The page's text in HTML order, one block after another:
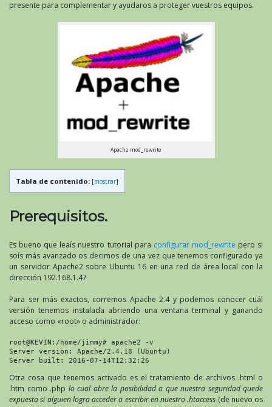
presente para complementar y ayudaros a proteger vuestros equipos.
Apache mod_rewrite
Tabla de contenido: [mostrar]
Prerequisitos.
Es bueno que leaís nuestro tutorial para configurar mod_rewrite pero si
soís más avanzado os decimos de una vez que tenemos configurado ya
un servidor Apache2 sobre Ubuntu 16 en una red de área local con la
dirección 192.168.1.47
Para ser más exactos, corremos Apache 2.4 y podemos conocer cuál
versión tenemos instalada abriendo una ventana terminal y ganando
acceso como «root» o administrador:
root@KEVIN:/home/jimmy# apache2 -v
Server version: Apache/2.4.18 (Ubuntu)
Server built: 2016-07-14T12:32:26
Otra cosa que tenemos activado es el tratamiento de archivos .html o
.htm como .php lo cual abre la posibilidad a que nuestra seguridad quede
expuesta si alguien logra acceder a escribir en nuestro .htaccess (de nuevo os